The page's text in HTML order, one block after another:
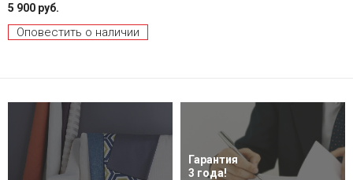
5 900 руб.
Оповестить о наличии
Гарантия
3 года!